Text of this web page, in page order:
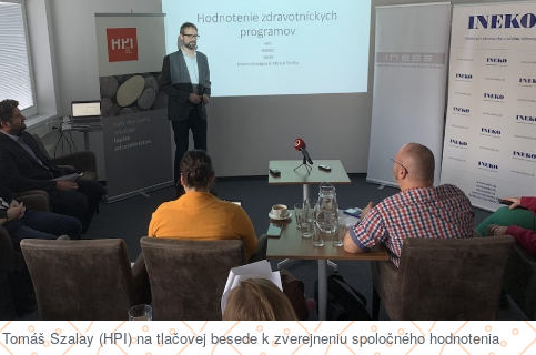
Tomáš Szalay (HPI) na tlačovej besede k zverejneniu spoločného hodnotenia